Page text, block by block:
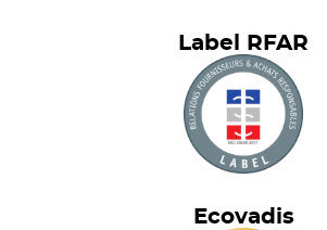
Label RFAR
Ecovadis